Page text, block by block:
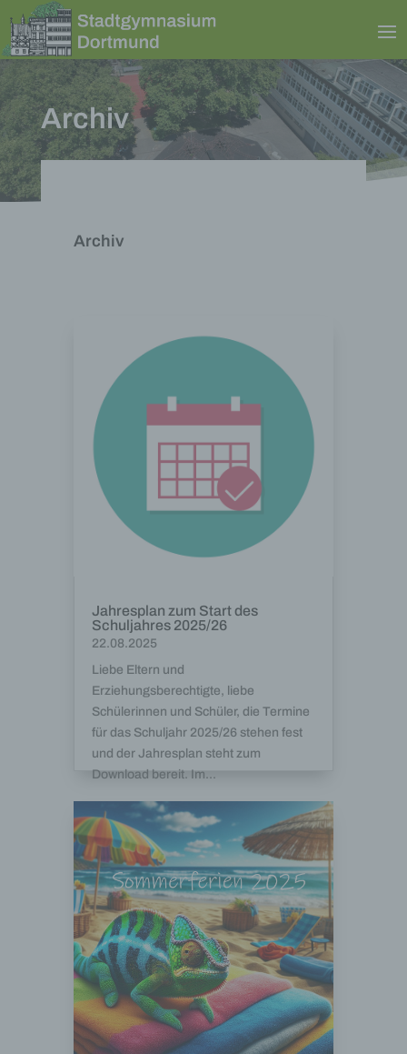
Archiv
Archiv
Jahresplan zum Start des
Schuljahres 2025/26
22.08.2025
Liebe Eltern und
Erziehungsberechtigte, liebe
Schülerinnen und Schüler, die Termine
für das Schuljahr 2025/26 stehen fest
und der Jahresplan steht zum
Download bereit. Im...